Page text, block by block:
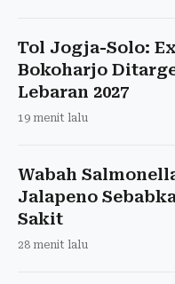
Tol Jogja-Solo:
Bokoharjo
Lebaran 2027
19 menit lalu
Wabah
Jalapeno
Sakit
28 menit lalu